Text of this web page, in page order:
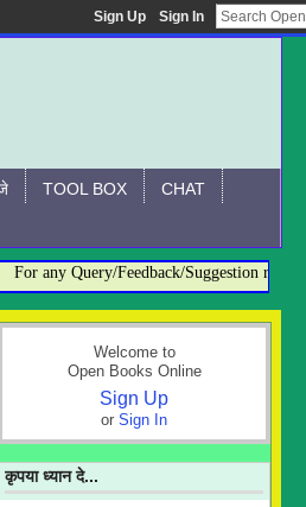
Sign Up Sign In
TOOL BOX CHAT
any Query/Feedback/Suggestion related
Welcome to
Open Books Online
Sign Up
or Sign In
कृपया ध्यान दे...